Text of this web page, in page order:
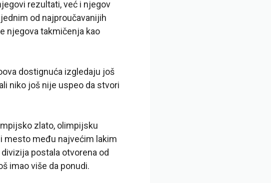
rezultati, već i njegov
od najproučavanijih
njegova takmičenja kao
dostignuća izgledaju još
niko još nije uspeo da stvori
zlato, olimpijsku
mesto među najvećim lakim
postala otvorena od
imao više da ponudi.